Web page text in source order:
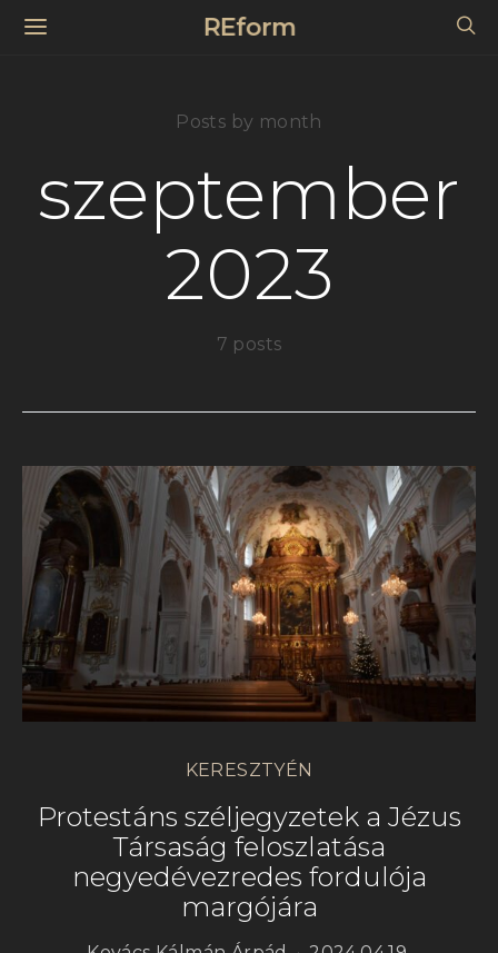
REform
Posts by month
szeptember
2023
7 posts
KERESZTYÉN
Protestáns széljegyzetek a Jézus
Társaság feloszlatása
negyedévezredes fordulója
margójára